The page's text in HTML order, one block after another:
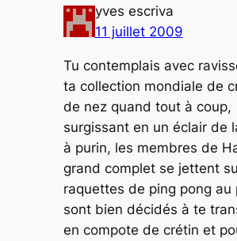
yves escriva
11 juillet 2009
Tu contemplais avec
ta collection mondiale de
de nez quand tout à coup,
surgissant en un éclair de
à purin, les membres de
grand complet se jettent
raquettes de ping pong au
sont bien décidés à te
en compote de crétin et